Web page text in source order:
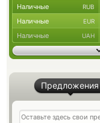
Наличные RUB
Наличные EUR
Наличные UAH
Предложения